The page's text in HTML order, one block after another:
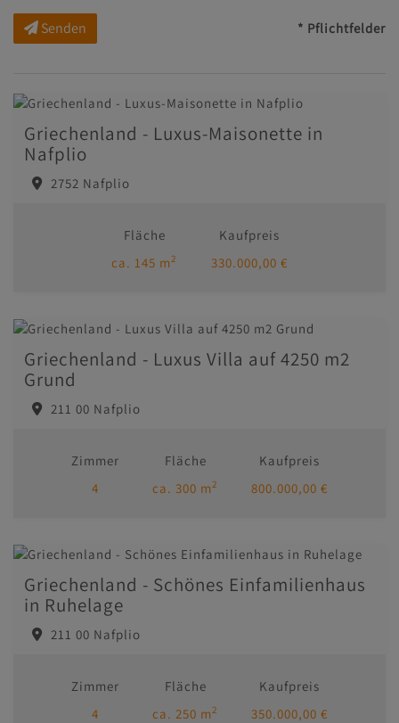
Senden * Pflichtfelder
Griechenland - Luxus-Maisonette in
Nafplio
2752 Nafplio
Fläche
ca. 145 m2
Kaufpreis
330.000,00 €
Griechenland - Luxus Villa auf 4250 m2
Grund
211 00 Nafplio
Zimmer
4
Fläche
ca. 300 m2
Kaufpreis
800.000,00 €
Griechenland - Schönes Einfamilienhaus
in Ruhelage
211 00 Nafplio
Zimmer
4
Fläche
ca. 250 m2
Kaufpreis
350.000,00 €